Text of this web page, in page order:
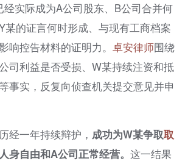
经实际成为A公司股东、B公司合并何
某的证言何时形成、与现有工商档案
响控告材料的证明力。 卓安律师围绕
司利益是否受损、W某持续注资和抵
事实，反复向侦查机关提交意见并申
经一年持续辩护， 成功为W某争取取
身自由和A公司正常经营。 这一结果